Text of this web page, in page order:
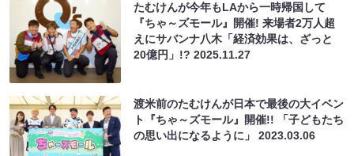
たむけんが今年もLAから一時帰国して
『ちゃ～ズモール』開催! 来場者2万人超
えにサバンナ八木「経済効果は、ざっと
20億円」!?2025.11.27
渡米前のたむけんが日本で最後の大イベン
ト『ちゃ～ズモール』開催!! 「子どもたち
の思い出になるように」2023.03.06